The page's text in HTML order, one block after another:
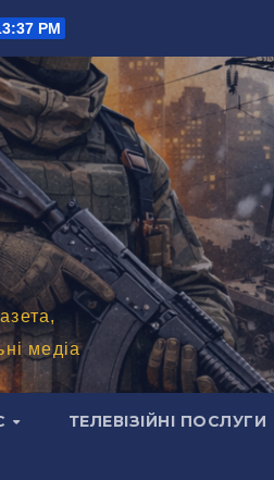
PM
медіа
ТЕЛЕВІЗІЙНІ ПОСЛУГИ